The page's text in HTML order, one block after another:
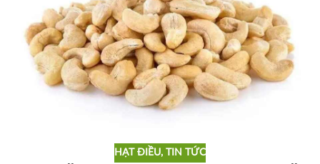
HẠT ĐIỀU, TIN TỨC